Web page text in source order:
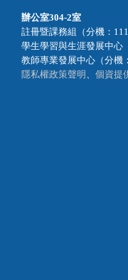
辦公室304-2室
註冊暨課務組（分機：
學生學習與生涯發展中心
教師專業發展中心（分機
隱私權政策聲明 、 個資提